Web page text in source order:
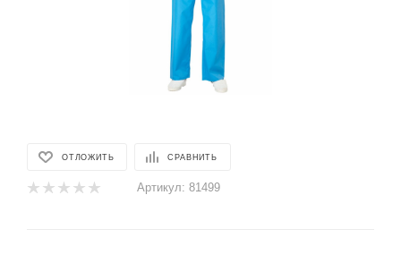
ОТЛОЖИТЬ СРАВНИТЬ
Артикул: 81499